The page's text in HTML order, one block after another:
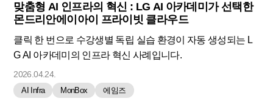
맞춤형 AI 인프라의 혁신 : LG AI 아카데미가 선택한
몬드리안에이아이 프라이빗 클라우드
클릭 한 번으로 수강생별 독립 실습 환경이 자동 생성되는 L
G AI 아카데미의 인프라 혁신 사례입니다.
2026.04.24.
AI Infra MonBox 에임즈